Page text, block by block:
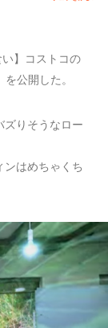
】コストコの
公開した。
ズりそうなロー
ンはめちゃくち